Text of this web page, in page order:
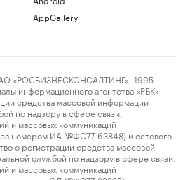
AppGallery
«РОСБИЗНЕСКОНСАЛТИНГ», 1995–
информационного агентства «РБК»
средства массовой информации
по надзору в сфере связи,
и массовых коммуникаций
за номером ИА №ФС77-63848) и сетевого
о регистрации средства массовой
службой по надзору в сфере связи,
и массовых коммуникаций